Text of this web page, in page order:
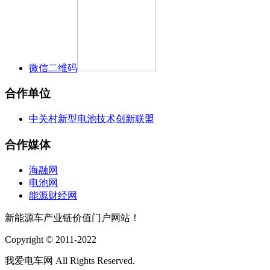
微信二维码
合作单位
中关村新型电池技术创新联盟
合作媒体
海融网
电池网
能源财经网
新能源车产业链价值门户网站！
Copyright © 2011-2022
我爱电车网 All Rights Reserved.